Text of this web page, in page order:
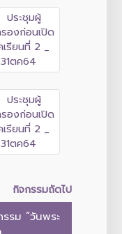
กิจกรรมถัดไป
รม “วันพระ